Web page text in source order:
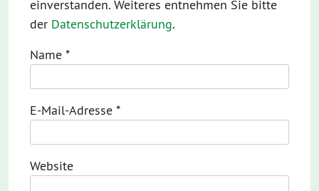
einverstanden. Weiteres entnehmen Sie bitte
der Datenschutzerklärung.
Name *
E-Mail-Adresse *
Website